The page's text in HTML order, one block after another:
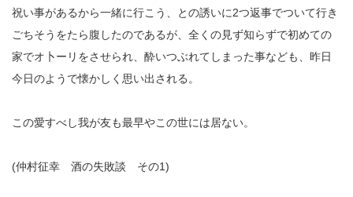
祝い事があるから一緒に行こう、との誘いに2つ返事でついて行き
ごちそうをたら腹したのであるが、全くの見ず知らずで初めての
家でオ卜ーリをさせられ、酔いつぶれてしまった事なども、昨日
今日のようで懐かしく思い出される。
この愛すべし我が友も最早やこの世には居ない。
(仲村征幸 酒の失敗談 その1)